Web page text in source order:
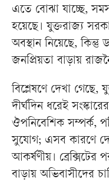
এতে বোঝা যাচ্ছে,
হয়েছে। যুক্তরাজ্য
অবস্থান নিয়েছে, কিন্তু
জনপ্রিয়তা বাড়ায়
বিশ্লেষণে দেখা গেছে,
দীর্ঘদিন ধরেই
ঔপনিবেশিক সম্পর্ক,
সুযোগ; এসব কারণে
আকর্ষণীয়।
বাড়ায় অভিবাসীদের